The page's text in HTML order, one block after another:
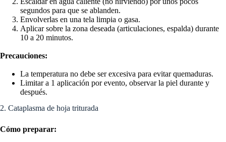
segundos para que se ablanden.
Envolverlas en una tela limpia o gasa.
Aplicar sobre la zona deseada (articulaciones, espalda) durante
10 a 20 minutos.
Precauciones:
La temperatura no debe ser excesiva para evitar quemaduras.
Limitar a 1 aplicación por evento, observar la piel durante y
después.
2. Cataplasma de hoja triturada
Cómo preparar: